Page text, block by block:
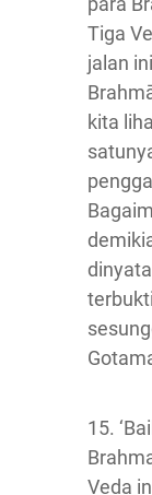
Tiga
jalan
kita
15.
Veda